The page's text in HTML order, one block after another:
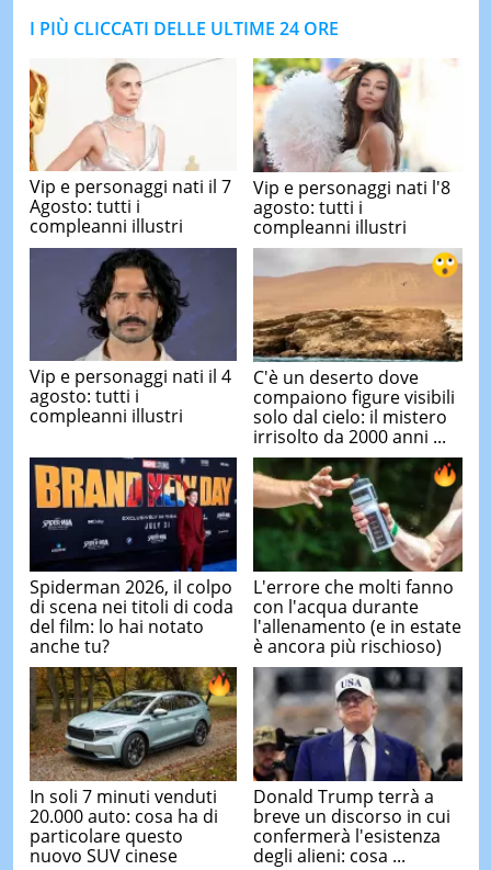
I PIÙ CLICCATI DELLE ULTIME 24 ORE
Vip e personaggi nati il 7
Agosto: tutti i
compleanni illustri
Vip e personaggi nati l'8
agosto: tutti i
compleanni illustri
Vip e personaggi nati il 4
agosto: tutti i
compleanni illustri
C'è un deserto dove
compaiono figure visibili
solo dal cielo: il mistero
irrisolto da 2000 anni ...
Spiderman 2026, il colpo
di scena nei titoli di coda
del film: lo hai notato
anche tu?
L'errore che molti fanno
con l'acqua durante
l'allenamento (e in estate
è ancora più rischioso)
In soli 7 minuti venduti
20.000 auto: cosa ha di
particolare questo
nuovo SUV cinese
Donald Trump terrà a
breve un discorso in cui
confermerà l'esistenza
degli alieni: cosa ...